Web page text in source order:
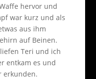
hervor und
war kurz und als
aus ihm
auf Beinen.
Teri und ich
entkam es und
erkunden.